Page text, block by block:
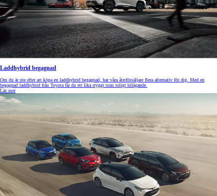
Laddhybrid begagnad
Om du är ute efter att köpa en laddhybrid begagnad, har våra återförsäljare flera alternativ för dig. Med en
begagnad laddhybrid från Toyota får du ett lika tryggt som roligt bilägande.
Läs mer